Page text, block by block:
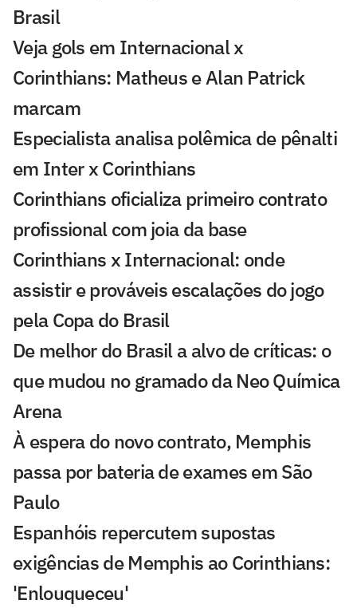
Brasil
Veja gols em Internacional x
Corinthians: Matheus e Alan Patrick
marcam
Especialista analisa polêmica de pênalti
em Inter x Corinthians
Corinthians oficializa primeiro contrato
profissional com joia da base
Corinthians x Internacional: onde
assistir e prováveis escalações do jogo
pela Copa do Brasil
De melhor do Brasil a alvo de críticas: o
que mudou no gramado da Neo Química
Arena
À espera do novo contrato, Memphis
passa por bateria de exames em São
Paulo
Espanhóis repercutem supostas
exigências de Memphis ao Corinthians:
'Enlouqueceu'